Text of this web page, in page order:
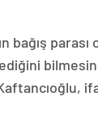
bağış